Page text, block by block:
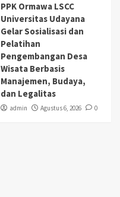
PPK Ormawa LSCC
Universitas Udayana
Gelar Sosialisasi dan
Pelatihan
Pengembangan Desa
Wisata Berbasis
Manajemen, Budaya,
dan Legalitas
admin Agustus 6, 2026 0